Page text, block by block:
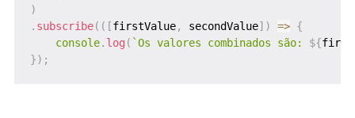
)
. subscribe( ( [firstValue, secondValue] ) => {
console. log ( `Os valores combinados são: ${
}) ;